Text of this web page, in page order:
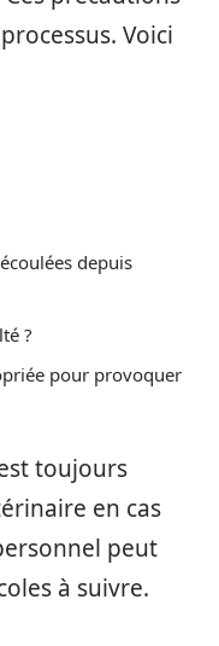
Voici
depuis
?
pour provoquer
toujours
en cas
peut
à suivre.